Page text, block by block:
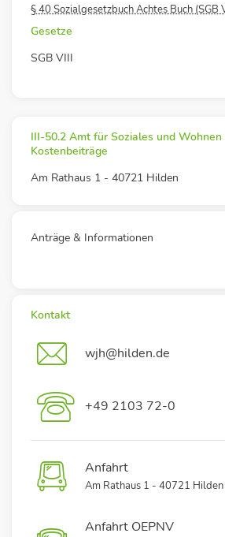
§ 40 Sozialgesetzbuch Achtes Buch (SGB
Gesetze
SGB VIII
III-50.2 Amt für Soziales und
Kostenbeiträge
Am Rathaus 1 - 40721 Hilden
Anträge & Informationen
Kontakt
wjh@hilden.de
+49 2103 72-0
Anfahrt
Am Rathaus 1 - 40721 Hilden
Anfahrt OEPNV